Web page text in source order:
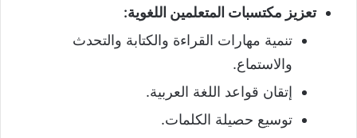
النصوص القرائية
مجال القيم الإسلامية
القيم الوطنية والإنسانية
المجال الحضاري
الدروس اللغوية
تعزيز مكتسبات المتعلمين اللغوية:
تنمية مهارات القراءة والكتابة والتحدث
والاستماع.
إتقان قواعد اللغة العربية.
توسيع حصيلة الكلمات.